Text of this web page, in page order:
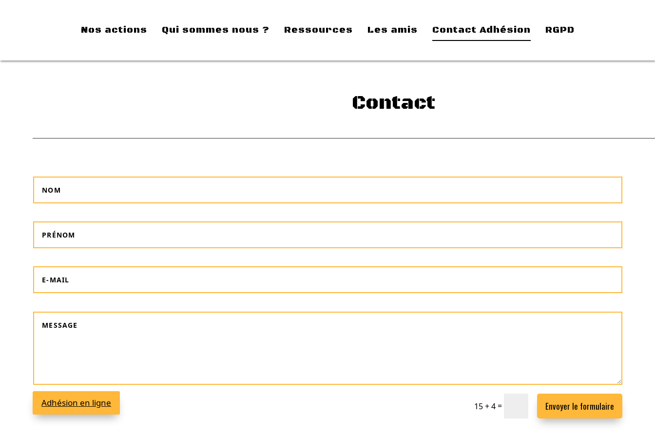
Nos actions Qui sommes nous ? Ressources Les amis Contact Adhésion RGPD
Contact
15 + 4= Envoyer le formulaire
Adhésion en ligne